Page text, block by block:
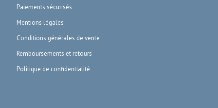
Paiements sécurisés
Mentions légales
Conditions générales de vente
Remboursements et retours
Politique de confidentialité